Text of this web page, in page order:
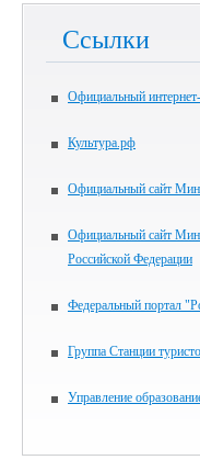
Ссылки
Официальный
Культура.рф
Официальный сайт
Официальный сайт
Российской Федерации
Федеральный портал
Группа Станции
Управление